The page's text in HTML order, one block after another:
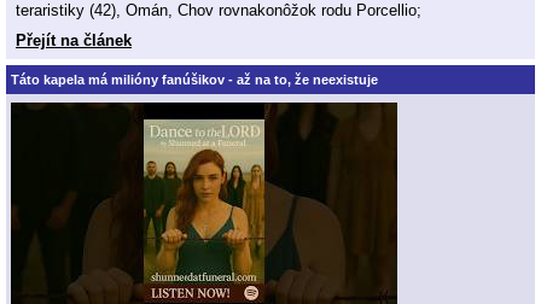
teraristiky (42), Omán, Chov rovnakonôžok rodu Porcellio;
Přejít na článek
Táto kapela má milióny fanúšikov - až na to, že neexistuje